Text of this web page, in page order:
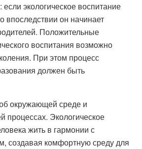
экологическое воспитание
впоследствии он начинает
Положительные
воспитания возможно
При этом процесс
должен быть
окружающей среде и
процессах. Экологическое
жить в гармонии с
создавая комфортную среду для